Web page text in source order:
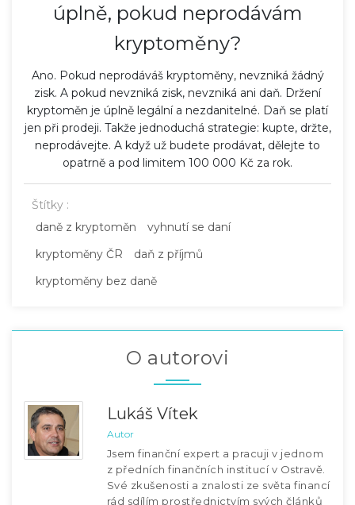
úplně, pokud neprodávám
kryptoměny?
Ano. Pokud neprodáváš kryptoměny, nevzniká žádný
zisk. A pokud nevzniká zisk, nevzniká ani daň. Držení
kryptoměn je úplně legální a nezdanitelné. Daň se platí
jen při prodeji. Takže jednoduchá strategie: kupte, držte,
neprodávejte. A když už budete prodávat, dělejte to
opatrně a pod limitem 100 000 Kč za rok.
Štítky :
daně z kryptoměn
vyhnutí se daní
kryptoměny ČR
daň z příjmů
kryptoměny bez daně
O autorovi
Lukáš Vítek
Autor
Jsem finanční expert a pracuji v jednom
z předních finančních institucí v Ostravě.
Své zkušenosti a znalosti ze světa financí
rád sdílím prostřednictvím svých článků